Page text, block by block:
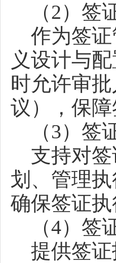
（2）签
作为签证
义设计与
时允许审
议），保
（3）签
支持对签
划、管理
确保签证
（4）签
提供签证